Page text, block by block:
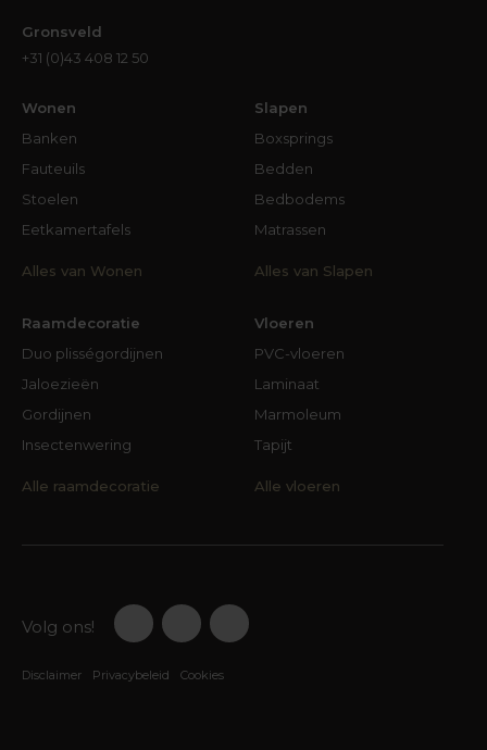
Gronsveld
+31 (0)43 408 12 50
Wonen
Banken
Fauteuils
Stoelen
Eetkamertafels
Alles van Wonen
Slapen
Boxsprings
Bedden
Bedbodems
Matrassen
Alles van Slapen
Raamdecoratie
Duo plisségordijnen
Jaloezieën
Gordijnen
Insectenwering
Alle raamdecoratie
Vloeren
PVC-vloeren
Laminaat
Marmoleum
Tapijt
Alle vloeren
Volg ons!
Disclaimer Privacybeleid Cookies